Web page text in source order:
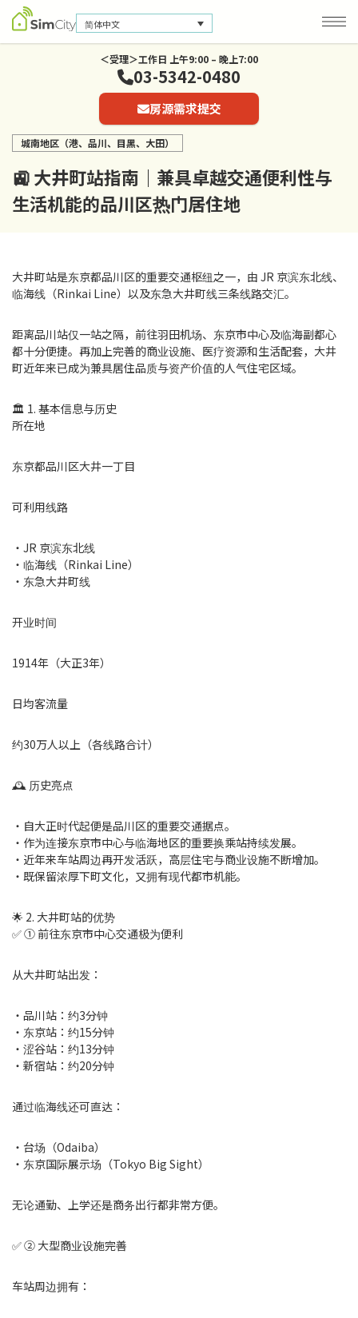
简体中文
隐私保护政策
＜受理＞工作日 上午9:00 – 晚上7:00
03-5342-0480
房源需求提交
城南地区（港、品川、目黑、大田）
🚉 大井町站指南｜兼具卓越交通便利性与
生活机能的品川区热门居住地
大井町站是东京都品川区的重要交通枢纽之一，由 JR 京滨东北线、
临海线（Rinkai Line）以及东急大井町线三条线路交汇。
距离品川站仅一站之隔，前往羽田机场、东京市中心及临海副都心
都十分便捷。再加上完善的商业设施、医疗资源和生活配套，大井
町近年来已成为兼具居住品质与资产价值的人气住宅区域。
🏛 1. 基本信息与历史
所在地
东京都品川区大井一丁目
可利用线路
・JR 京滨东北线
・临海线（Rinkai Line）
・东急大井町线
开业时间
1914年（大正3年）
日均客流量
约30万人以上（各线路合计）
🕰 历史亮点
・自大正时代起便是品川区的重要交通据点。
・作为连接东京市中心与临海地区的重要换乘站持续发展。
・近年来车站周边再开发活跃，高层住宅与商业设施不断增加。
・既保留浓厚下町文化，又拥有现代都市机能。
🌟 2. 大井町站的优势
✅ ① 前往东京市中心交通极为便利
从大井町站出发：
・品川站：约3分钟
・东京站：约15分钟
・涩谷站：约13分钟
・新宿站：约20分钟
通过临海线还可直达：
・台场（Odaiba）
・东京国际展示场（Tokyo Big Sight）
无论通勤、上学还是商务出行都非常方便。
✅ ② 大型商业设施完善
车站周边拥有：